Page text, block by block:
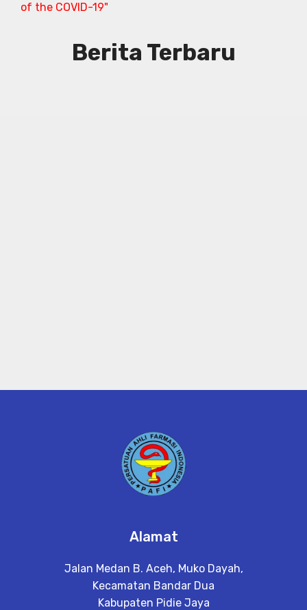
of the COVID-19"
Berita Terbaru
Alamat
Jalan Medan B. Aceh, Muko Dayah,
Kecamatan Bandar Dua
Kabupaten Pidie Jaya